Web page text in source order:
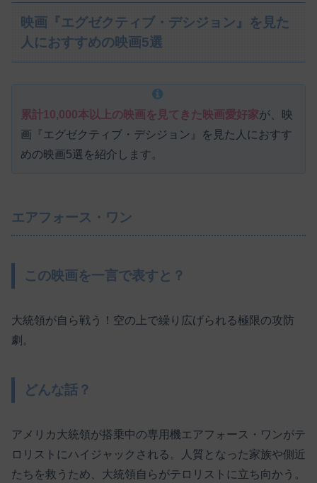
映画『エグゼクティブ・デシジョン』を見た
人におすすめの映画5選
累計10,000本以上の映画を見てきた映画愛好家が、映
画『エグゼクティブ・デシジョン』を見た人におすす
めの映画5選を紹介します。
エアフォース・ワン
この映画を一言で表すと？
大統領が自ら戦う！空の上で繰り広げられる極限の攻防
劇。
どんな話？
アメリカ大統領が搭乗中の専用機エアフォース・ワンがテ
ロリストにハイジャックされる。人質となった家族や側近
たちを救うため、大統領自らがテロリストに立ち向かう。